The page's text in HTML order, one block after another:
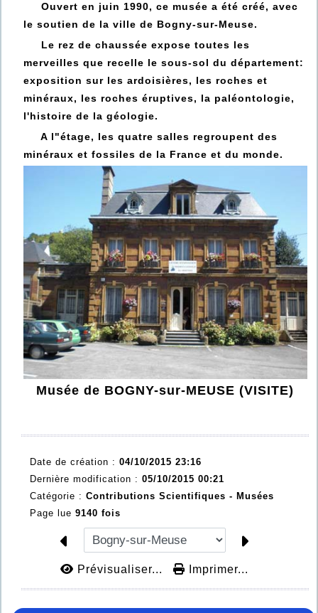
Ouvert en juin 1990, ce musée a été créé, avec
le soutien de la ville de Bogny-sur-Meuse.
Le rez de chaussée expose toutes les
merveilles que recelle le sous-sol du département:
exposition sur les ardoisières, les roches et
minéraux, les roches éruptives, la paléontologie,
l'histoire de la géologie.
A l"étage, les quatre salles regroupent des
minéraux et fossiles de la France et du monde.
Musée de BOGNY-sur-MEUSE (VISITE)
Date de création : 04/10/2015 23:16
Dernière modification : 05/10/2015 00:21
Catégorie : Contributions Scientifiques - Musées
Page lue 9140 fois
Prévisualiser... Imprimer...